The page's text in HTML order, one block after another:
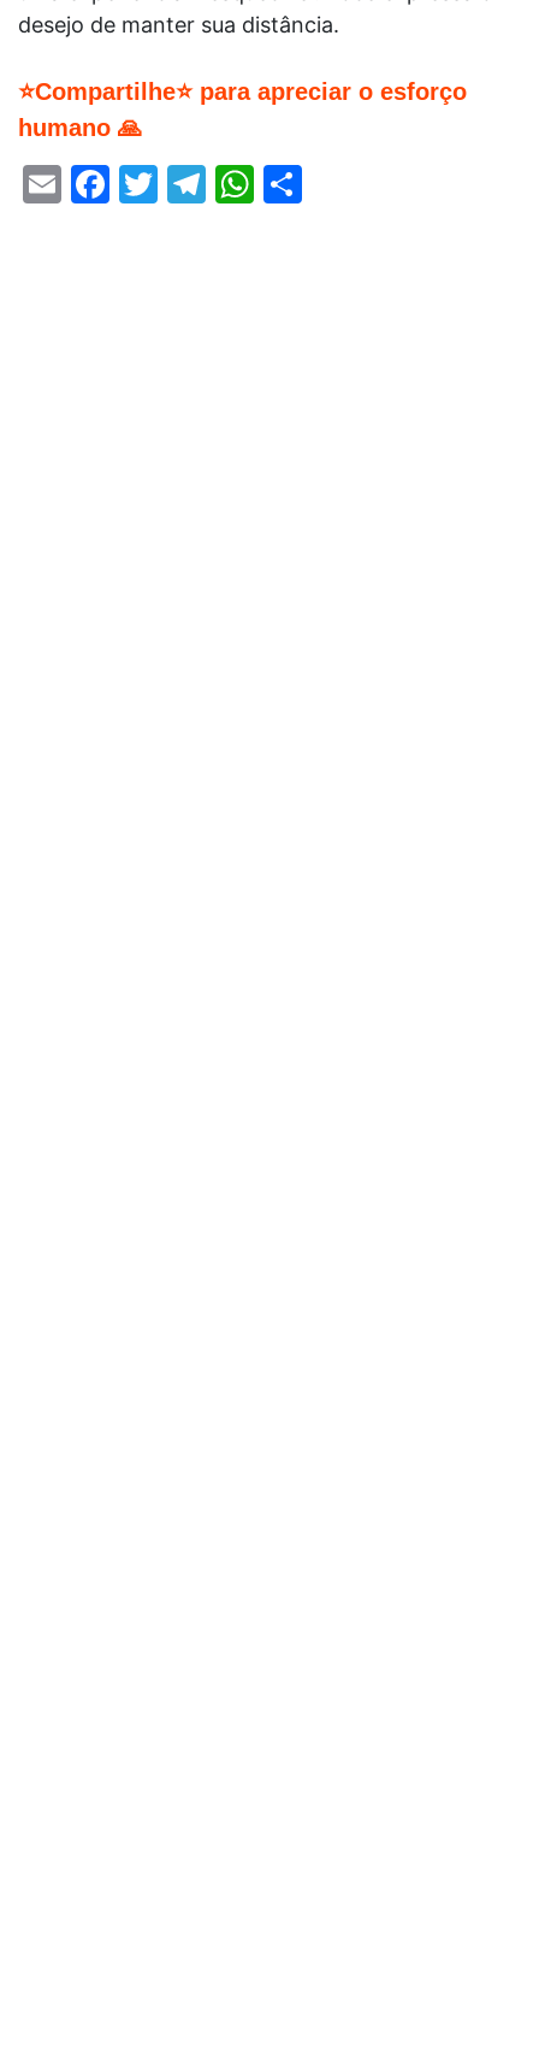
desejo de manter sua distância.
⭐Compartilhe⭐ para apreciar o esforço
humano 🙏
EmailFacebook
Twitter
Telegram
WhatsApp